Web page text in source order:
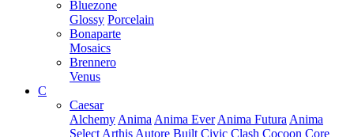
Bluezone
Glossy Porcelain
Bonaparte
Mosaics
Brennero
Venus
C
Caesar
Alchemy Anima Anima Ever Anima Futura Anima
Select Arthis Autore Built Civic Clash Cocoon Core